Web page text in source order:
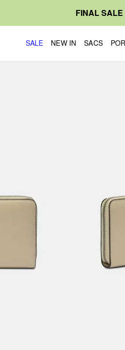
FINAL SALE
SALE NEW IN SACS